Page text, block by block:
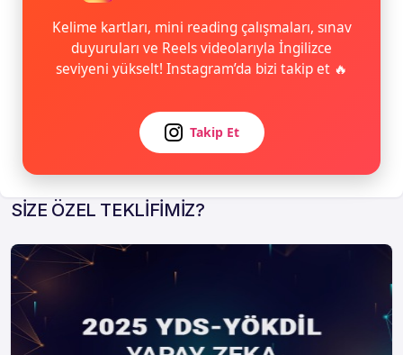
Kelime kartları, mini reading çalışmaları, sınav
duyuruları ve Reels videolarıyla İngilizce
seviyeni yükselt! Instagram’da bizi takip et 🔥
Takip Et
SİZE ÖZEL TEKLİFİMİZ?